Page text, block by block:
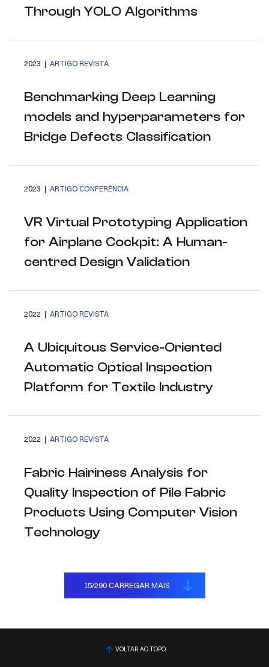
Through YOLO Algorithms
2023 | ARTIGO REVISTA
Benchmarking Deep Learning
models and hyperparameters for
Bridge Defects Classification
2023 | ARTIGO CONFERÊNCIA
VR Virtual Prototyping Application
for Airplane Cockpit: A Human-
centred Design Validation
2022 | ARTIGO REVISTA
A Ubiquitous Service-Oriented
Automatic Optical Inspection
Platform for Textile Industry
2022 | ARTIGO REVISTA
Fabric Hairiness Analysis for
Quality Inspection of Pile Fabric
Products Using Computer Vision
Technology
15/290CARREGAR MAISPUBLICAÇÕES CIENTÍFICAS
VOLTAR AO TOPO